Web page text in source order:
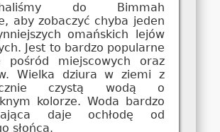
do Bimmah
aby zobaczyć chyba jeden
omańskich lejów
Jest to bardzo popularne
pośród miejscowych oraz
Wielka dziura w ziemi z
czystą wodą o
kolorze. Woda bardzo
daje ochłodę od
słońca.